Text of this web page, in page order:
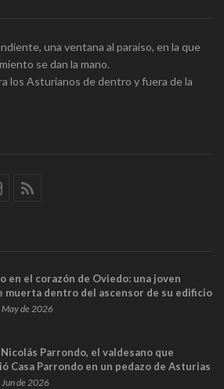
una ventana al paraíso, en la que
se dan la mano.
los Asturianos de dentro y fuera de la
en el corazón de Oviedo: una joven
muerta dentro del ascensor de su edificio
captan sus últimos minutos
May de 2026
Parrondo, el valdesano que
Casa Parrondo en un pedazo de Asturias
de 2026